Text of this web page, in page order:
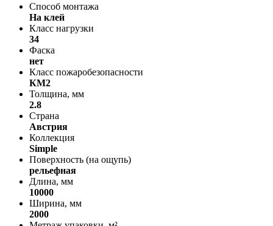
Способ монтажа
На клей
Класс нагрузки
34
Фаска
нет
Класс пожаробезопасности
КМ2
Толщина, мм
2.8
Страна
Австрия
Коллекция
Simple
Поверхность (на ощупь)
рельефная
Длина, мм
10000
Ширина, мм
2000